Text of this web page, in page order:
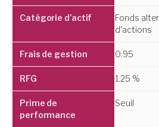
Fonds
d'actions
0.95
1.25 %
Seuil